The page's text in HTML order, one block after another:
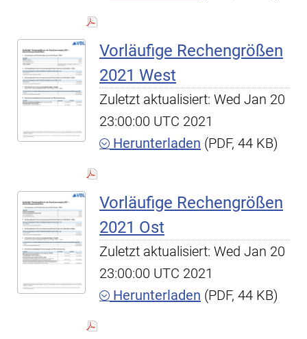
Vorläufige Rechengrößen
2021 West
Zuletzt aktualisiert: Wed Jan 20
23:00:00 UTC 2021
Herunterladen (PDF, 44 KB)
Vorläufige Rechengrößen
2021 Ost
Zuletzt aktualisiert: Wed Jan 20
23:00:00 UTC 2021
Herunterladen (PDF, 44 KB)